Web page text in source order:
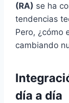
(RA) se ha
tendencias
Pero, ¿cómo
cambiando
día a día